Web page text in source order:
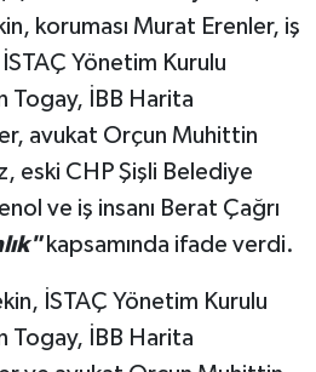
koruması Murat Erenler, iş
Yönetim Kurulu
Togay, İBB Harita
avukat Orçun Muhittin
eski CHP Şişli Belediye
ve iş insanı Berat Çağrı
kapsamında ifade verdi.
İSTAÇ Yönetim Kurulu
Togay, İBB Harita